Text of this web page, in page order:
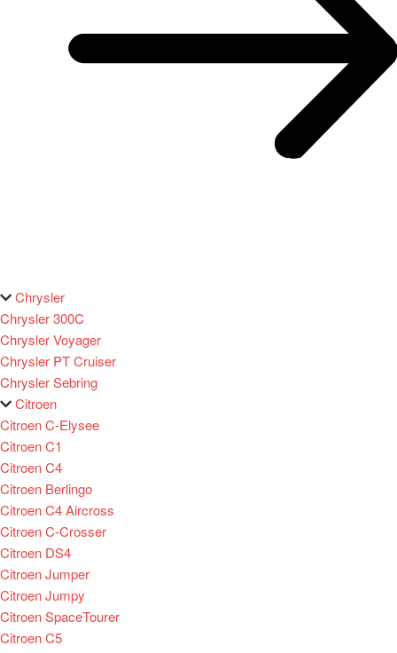
Chrysler
Chrysler 300C
Chrysler Voyager
Chrysler PT Cruiser
Chrysler Sebring
Citroen
Citroen C-Elysee
Citroen C1
Citroen C4
Citroen Berlingo
Citroen C4 Aircross
Citroen C-Crosser
Citroen DS4
Citroen Jumper
Citroen Jumpy
Citroen SpaceTourer
Citroen C5